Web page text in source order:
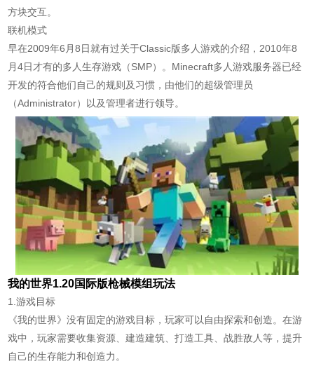
方块交互。
联机模式
早在2009年6月8日就有过关于Classic版多人游戏的介绍，2010年8
月4日才有的多人生存游戏（SMP）。Minecraft多人游戏服务器已经
开发的符合他们自己的规则及习惯，由他们的超级管理员
（Administrator）以及管理者进行领导。
我的世界1.20国际版枪械模组玩法
1.游戏目标
《我的世界》没有固定的游戏目标，玩家可以自由探索和创造。在游
戏中，玩家需要收集资源、建造建筑、打造工具、战胜敌人等，提升
自己的生存能力和创造力。